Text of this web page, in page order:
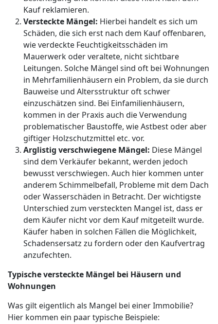
Kauf reklamieren.
Versteckte Mängel: Hierbei handelt es sich um
Schäden, die sich erst nach dem Kauf offenbaren,
wie verdeckte Feuchtigkeitsschäden im
Mauerwerk oder veraltete, nicht sichtbare
Leitungen. Solche Mängel sind oft bei Wohnungen
in Mehrfamilienhäusern ein Problem, da sie durch
Bauweise und Altersstruktur oft schwer
einzuschätzen sind. Bei Einfamilienhäusern,
kommen in der Praxis auch die Verwendung
problematischer Baustoffe, wie Astbest oder aber
giftiger Holzschutzmittel etc. vor.
Arglistig verschwiegene Mängel: Diese Mängel
sind dem Verkäufer bekannt, werden jedoch
bewusst verschwiegen. Auch hier kommen unter
anderem Schimmelbefall, Probleme mit dem Dach
oder Wasserschäden in Betracht. Der wichtigste
Unterschied zum versteckten Mangel ist, dass er
dem Käufer nicht vor dem Kauf mitgeteilt wurde.
Käufer haben in solchen Fällen die Möglichkeit,
Schadensersatz zu fordern oder den Kaufvertrag
anzufechten.
Typische versteckte Mängel bei Häusern und
Wohnungen
Was gilt eigentlich als Mangel bei einer Immobilie?
Hier kommen ein paar typische Beispiele: